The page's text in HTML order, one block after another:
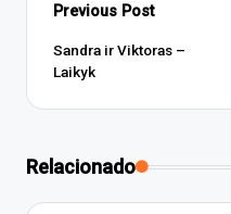
Post
navigation
Previous Post
Sandra ir Viktoras –
Laikyk
Relacionado